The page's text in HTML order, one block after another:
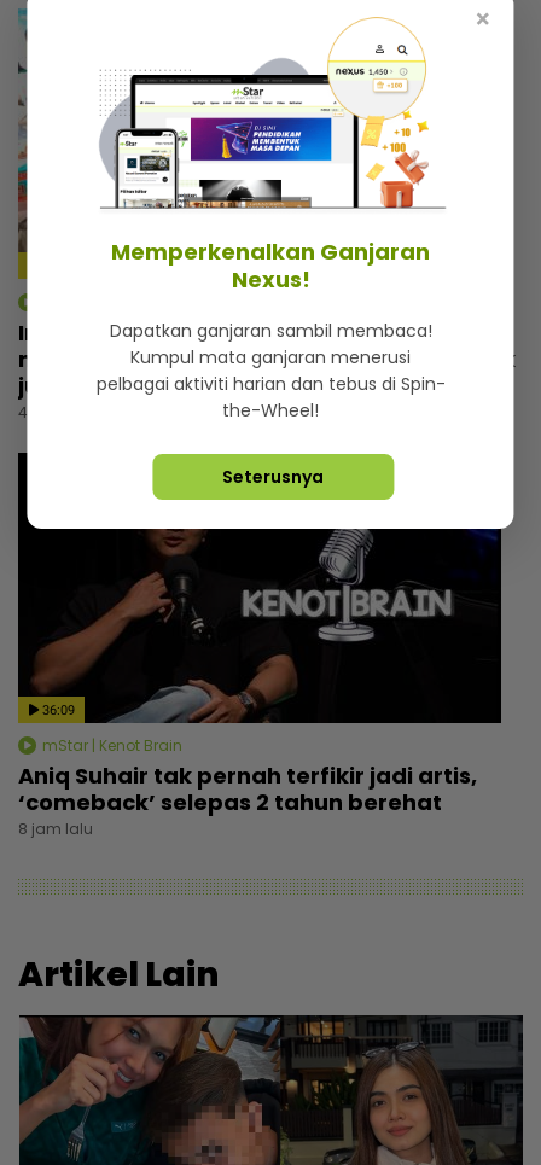
Irfan Zaini sibuk penggambaran di India,
mak sampai nak buat ‘appointment’ untuk
jumpa
4 jam lalu
36:09
mStar | Kenot Brain
Aniq Suhair tak pernah terfikir jadi artis,
‘comeback’ selepas 2 tahun berehat
8 jam lalu
Artikel Lain
×
Memperkenalkan Ganjaran
Nexus!
Dapatkan ganjaran sambil membaca!
Kumpul mata ganjaran menerusi
pelbagai aktiviti harian dan tebus di Spin-
the-Wheel!
Seterusnya